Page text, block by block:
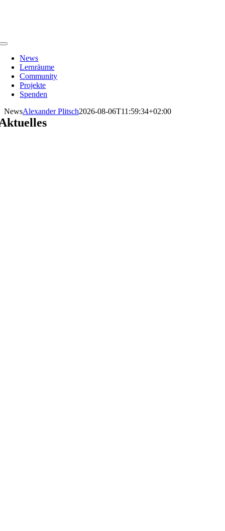
Toggle
Navigation
News
Lernräume
Community
Projekte
Spenden
NewsAlexander Plitsch2026-08-06T11:59:34+02:00